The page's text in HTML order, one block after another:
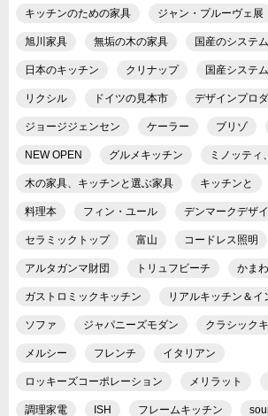
キッチンのための家具 ジャン・プルーヴェ展
旭川家具 無垢の木の家具 国産のシステ
日本のキッチン クリナップ 国産システ
リクシル ドイツの見本市 デザインプロ
ジョージジェンセン ケーラー ブリゾ
NEW OPEN グルメキッチン ミノッティ
木の家具、キッチンと選ぶ家具 キッチンと
料理本 フィン・ユール デンマークデザ
セラミックトップ 富山 コードレス照明
アルタガンマ財団 トリュフビーチ かま
ガストロミックキッチン リアルキッチン＆
ソファ ジャパニーズモダン クラシック
メルシー フレンチ イタリアン
ロッキーズコーポレーション メリラット
調理家電 ISH フレームキッチン